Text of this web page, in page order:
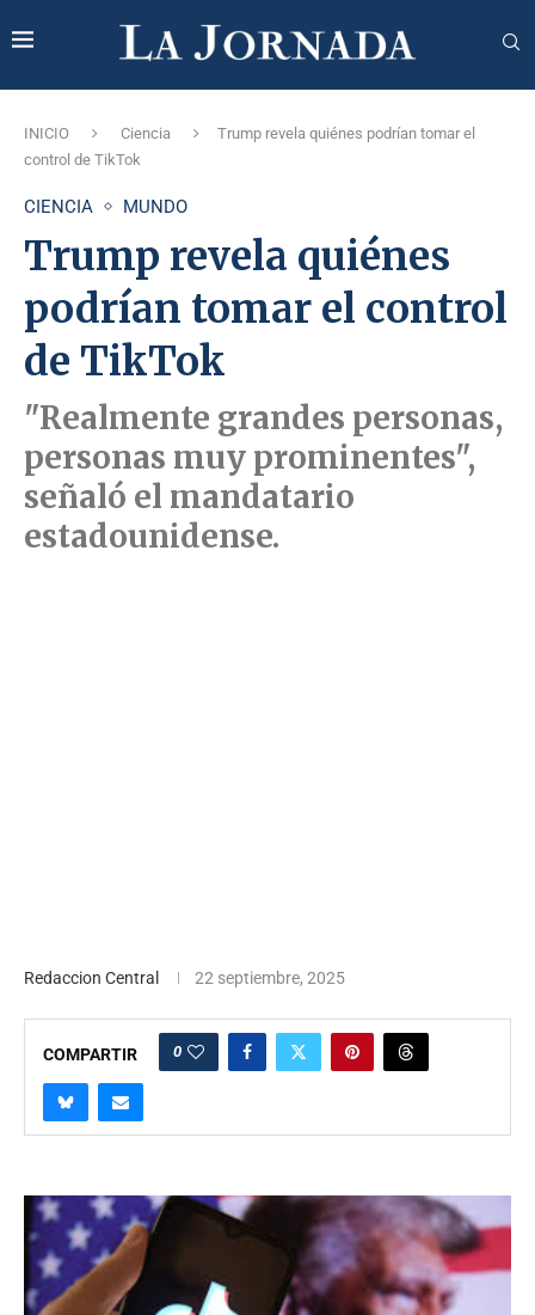
INICIO Ciencia
Trump revela quiénes podrían tomar el
control de TikTok
CIENCIA MUNDO
Trump revela quiénes
podrían tomar el control
de TikTok
"Realmente grandes personas,
personas muy prominentes",
señaló el mandatario
estadounidense.
Redaccion Central 22 septiembre, 2025
COMPARTIR 0